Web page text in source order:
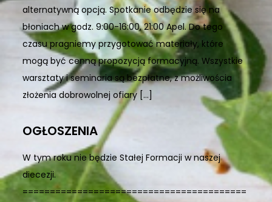
alternatywną opcją. Spotkanie odbędzie się na
błoniach w godz. 9:00-16:00, 21:00 Apel. Do tego
czasu pragniemy przygotować materiały, które
mogą być cenną propozycją formacyjną. Wszystkie
warsztaty i seminaria są bezpłatne, z możliwościa
złożenia dobrowolnej ofiary […]
OGŁOSZENIA
W tym roku nie będzie Stałej Formacji w naszej
diecezji.
=========================================